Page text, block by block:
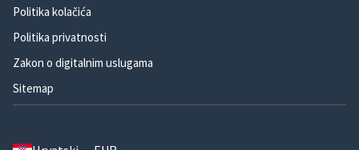
Politika kolačića
Politika privatnosti
Zakon o digitalnim uslugama
Sitemap